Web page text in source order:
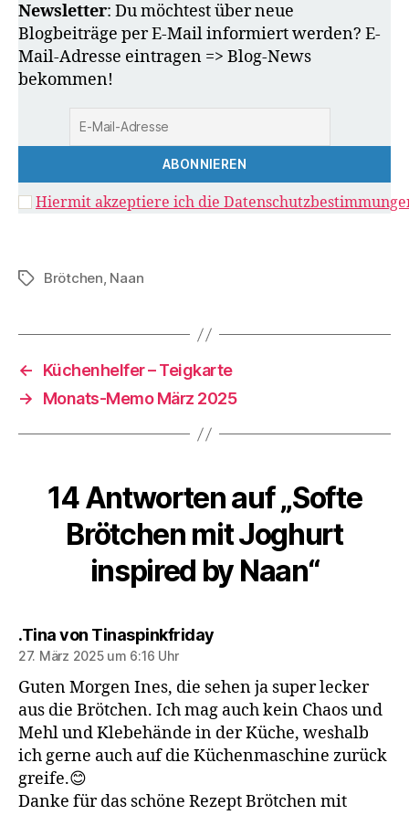
Newsletter: Du möchtest über neue
Blogbeiträge per E-Mail informiert werden? E-
Mail-Adresse eintragen => Blog-News
bekommen!
Hiermit akzeptiere ich die
Schlagwörter
Brötchen, Naan
←
Küchenhelfer – Teigkarte
→
Monats-Memo März 2025
14 Antworten auf „Softe
Brötchen mit Joghurt
inspired by Naan“
.Tina von Tinaspinkfridaysagt:
27. März 2025 um 6:16 Uhr
Guten Morgen Ines, die sehen ja super lecker
aus die Brötchen. Ich mag auch kein Chaos und
Mehl und Klebehände in der Küche, weshalb
ich gerne auch auf die Küchenmaschine zurück
greife.😊
Danke für das schöne Rezept Brötchen mit